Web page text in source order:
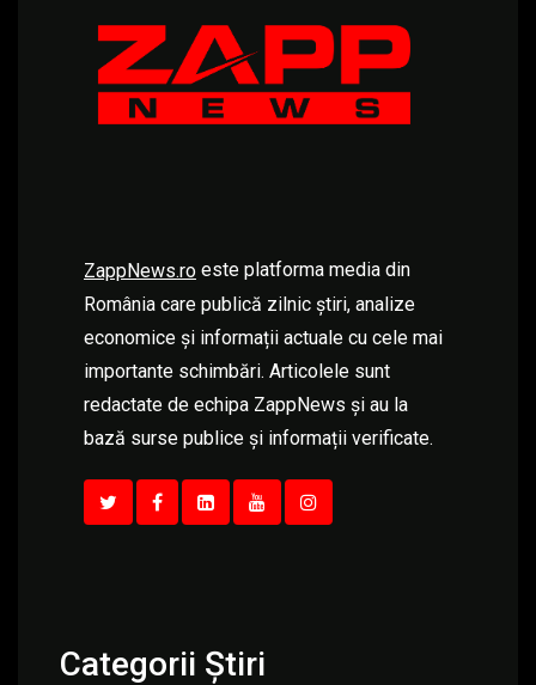
ZappNews.ro este platforma media din
România care publică zilnic știri, analize
economice și informații actuale cu cele mai
importante schimbări. Articolele sunt
redactate de echipa ZappNews și au la
bază surse publice și informații verificate.
Categorii Știri